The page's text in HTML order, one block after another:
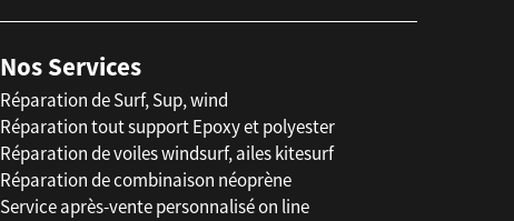
Nos Services
Réparation de Surf, Sup, wind
Réparation tout support Epoxy et polyester
Réparation de voiles windsurf, ailes kitesurf
Réparation de combinaison néoprène
Service après-vente personnalisé on line